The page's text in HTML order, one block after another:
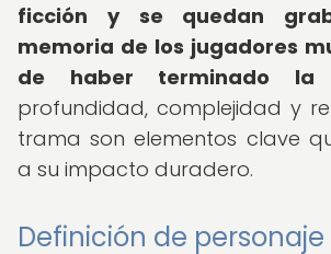
ficción y se quedan
memoria de los jugadores
de haber terminado la
profundidad, complejidad y
trama son elementos clave
a su impacto duradero.
Definición de